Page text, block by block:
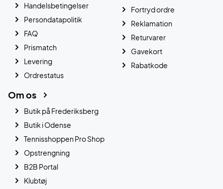
Handelsbetingelser
Persondatapolitik
FAQ
Prismatch
Levering
Ordrestatus
Fortryd ordre
Reklamation
Returvarer
Gavekort
Rabatkode
Om os
Butik på Frederiksberg
Butik i Odense
Tennisshoppen Pro Shop
Opstrengning
B2B Portal
Klubtøj